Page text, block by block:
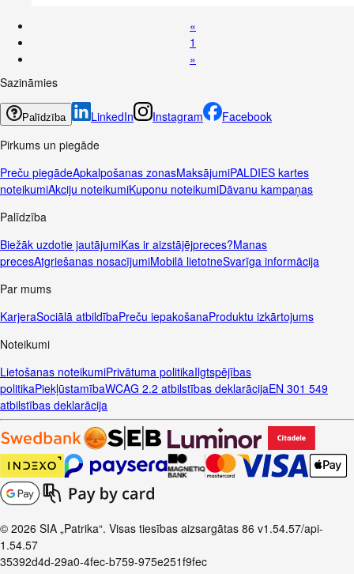
«
1
»
Sazināmies
Palīdzība LinkedIn Instagram
Facebook
Pirkums un piegāde
Preču piegādeApkalpošanas zonasMaksājumiPALDIES kartes
noteikumiAkciju noteikumiKuponu noteikumiDāvanu kampaņas
Palīdzība
Biežāk uzdotie jautājumiKas ir aizstājējpreces?Manas
precesAtgriešanas nosacījumiMobilā lietotneSvarīga informācija
Par mums
KarjeraSociālā atbildībaPreču iepakošanaProduktu izkārtojums
Noteikumi
Lietošanas noteikumiPrivātuma politikaIlgtspējības
politikaPiekļūstamībaWCAG 2.2 atbilstības deklarācijaEN 301 549
atbilstības deklarācija
© 2026 SIA „Patrika“. Visas tiesības aizsargātas 86 v1.54.57/api-
1.54.57
35392d4d-29a0-4fec-b759-975e251f9fec